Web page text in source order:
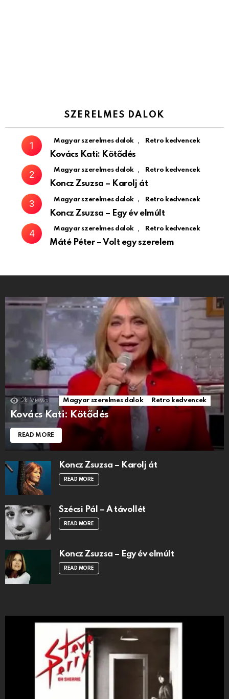
SZERELMES DALOK
Magyar szerelmes dalok , Retro kedvencek
Kovács Kati: Kötődés
Magyar szerelmes dalok , Retro kedvencek
Koncz Zsuzsa – Karolj át
Magyar szerelmes dalok , Retro kedvencek
Koncz Zsuzsa – Egy év elmúlt
Magyar szerelmes dalok , Retro kedvencek
Máté Péter – Volt egy szerelem
2k Views Magyar szerelmes dalok Retro kedvencek
Kovács Kati: Kötődés
READ MORE
Koncz Zsuzsa – Karolj át
READ MORE
Szécsi Pál – A távollét
READ MORE
Koncz Zsuzsa – Egy év elmúlt
READ MORE